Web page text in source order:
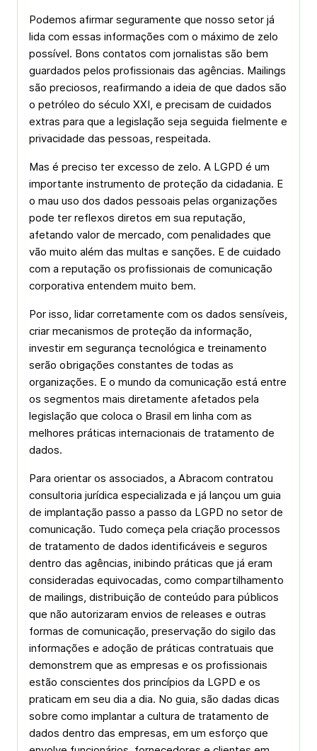
Podemos afirmar seguramente que nosso setor já
lida com essas informações com o máximo de zelo
possível. Bons contatos com jornalistas são bem
guardados pelos profissionais das agências. Mailings
são preciosos, reafirmando a ideia de que dados são
o petróleo do século XXI, e precisam de cuidados
extras para que a legislação seja seguida fielmente e
privacidade das pessoas, respeitada.
Mas é preciso ter excesso de zelo. A LGPD é um
importante instrumento de proteção da cidadania. E
o mau uso dos dados pessoais pelas organizações
pode ter reflexos diretos em sua reputação,
afetando valor de mercado, com penalidades que
vão muito além das multas e sanções. E de cuidado
com a reputação os profissionais de comunicação
corporativa entendem muito bem.
Por isso, lidar corretamente com os dados sensíveis,
criar mecanismos de proteção da informação,
investir em segurança tecnológica e treinamento
serão obrigações constantes de todas as
organizações. E o mundo da comunicação está entre
os segmentos mais diretamente afetados pela
legislação que coloca o Brasil em linha com as
melhores práticas internacionais de tratamento de
dados.
Para orientar os associados, a Abracom contratou
consultoria jurídica especializada e já lançou um guia
de implantação passo a passo da LGPD no setor de
comunicação. Tudo começa pela criação processos
de tratamento de dados identificáveis e seguros
dentro das agências, inibindo práticas que já eram
consideradas equivocadas, como compartilhamento
de mailings, distribuição de conteúdo para públicos
que não autorizaram envios de releases e outras
formas de comunicação, preservação do sigilo das
informações e adoção de práticas contratuais que
demonstrem que as empresas e os profissionais
estão conscientes dos princípios da LGPD e os
praticam em seu dia a dia. No guia, são dadas dicas
sobre como implantar a cultura de tratamento de
dados dentro das empresas, em um esforço que